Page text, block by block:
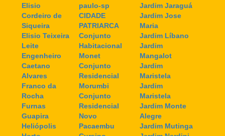
Elisio
Cordeiro de
Siqueira
Elisio Teixeira
Leite
Engenheiro
Caetano
Alvares
Franco da
Rocha
Furnas
Guapira
Heliópolis
paulo-sp
CIDADE
PATRIARCA
Conjunto
Habitacional
Monet
Conjunto
Residencial
Morumbi
Conjunto
Residencial
Novo
Pacaembu
Jardim Jaraguá
Jardim Jose
Maria
Jardim Líbano
Jardim
Mangalot
Jardim
Maristela
Jardim
Maristela
Jardim Monte
Alegre
Jardim Mutinga